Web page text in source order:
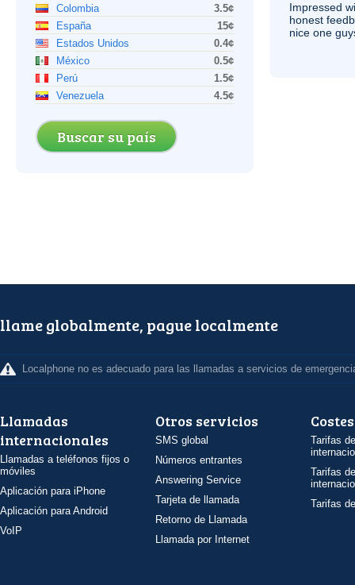
Colombia
3.5¢
España
15¢
Estados Unidos
0.4¢
México
0.5¢
Perú
1.5¢
Venezuela
4.5¢
Buscar su país
Impressed
honest
nice one
llame globalmente, pague localmente
Localphone no es adecuado para las llamadas a servicios de
Llamadas
internacionales
Llamadas a teléfonos fijos o
móviles
Aplicación para iPhone
Aplicación para Android
VoIP
Otros servicios
SMS global
Números entrantes
Answering Service
Tarjeta de llamada
Retorno de Llamada
Llamada por Internet
Costes
Tarifas
Tarifas
Tarifas